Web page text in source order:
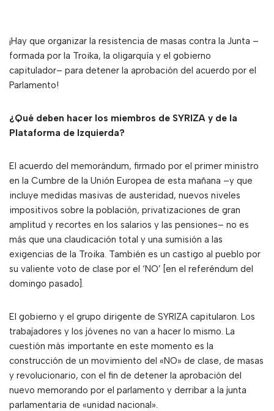
¡Hay que organizar la resistencia de masas contra la Junta –
formada por la Troika, la oligarquía y el gobierno
capitulador– para detener la aprobación del acuerdo por el
Parlamento!
¿Qué deben hacer los miembros de SYRIZA y de la
Plataforma de Izquierda?
El acuerdo del memorándum, firmado por el primer ministro
en la Cumbre de la Unión Europea de esta mañana –y que
incluye medidas masivas de austeridad, nuevos niveles
impositivos sobre la población, privatizaciones de gran
amplitud y recortes en los salarios y las pensiones– no es
más que una claudicación total y una sumisión a las
exigencias de la Troika. También es un castigo al pueblo por
su valiente voto de clase por el ‘NO’ [en el referéndum del
domingo pasado].
El gobierno y el grupo dirigente de SYRIZA capitularon. Los
trabajadores y los jóvenes no van a hacer lo mismo. La
cuestión más importante en este momento es la
construcción de un movimiento del «NO» de clase, de masas
y revolucionario, con el fin de detener la aprobación del
nuevo memorando por el parlamento y derribar a la junta
parlamentaria de «unidad nacional».